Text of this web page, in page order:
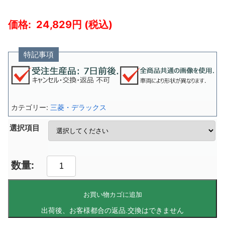
24,829
特記事項
選択項目
お買い物カゴに追加
カテゴリー: 三菱・デラックス